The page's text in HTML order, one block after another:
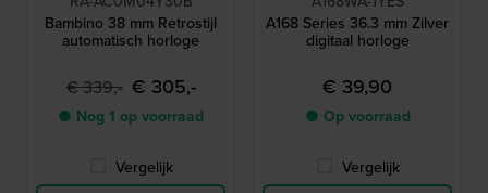
Bambino 38 mm Retrostijl
automatisch horloge
€ 339,- € 305,-
● Nog 1 op voorraad
Vergelijk
A168 Series 36.3 mm Zilver
digitaal horloge
€ 39,90
● Op voorraad
Vergelijk